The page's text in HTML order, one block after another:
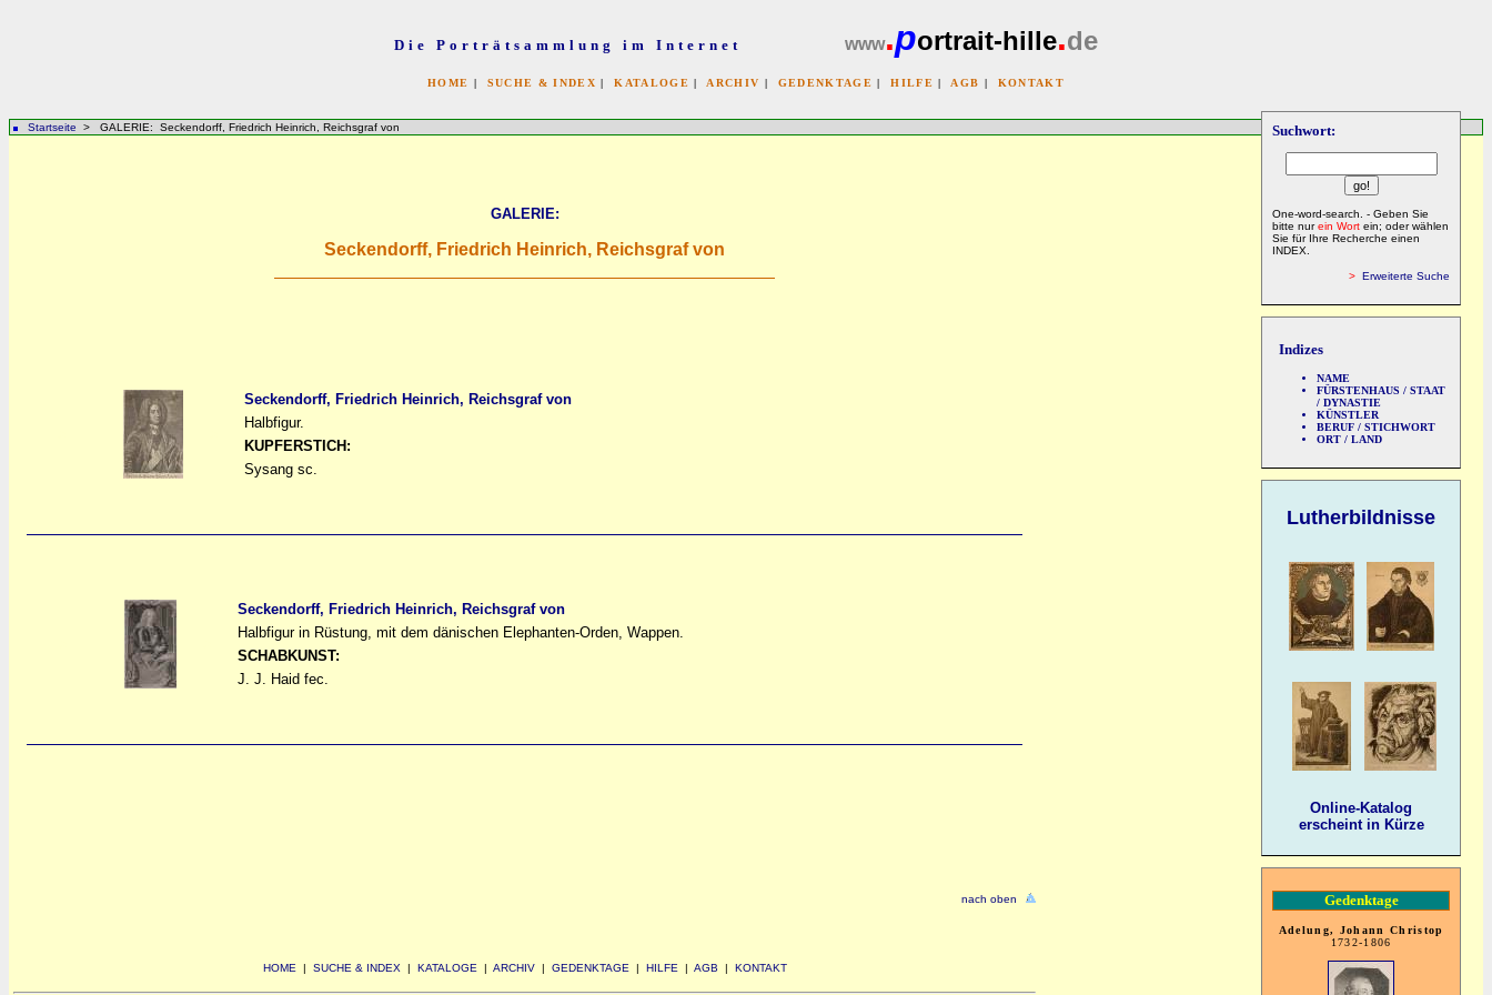
Die Porträtsammlung im Internet www.portrait-hille.de
HOME | SUCHE & INDEX |KATALOGE | ARCHIV | GEDENKTAGE |HILFE | AGB | KONTAKT
Suchwort:
One-word-search. - Geben Sie
bitte nurein Wort ein; oder wählen
Sie für Ihre Recherche einen
INDEX.
> Erweiterte Suche
Indizes
NAME
FÜRSTENHAUS / STAAT
/ DYNASTIE
KÜNSTLER
BERUF / STICHWORT
ORT / LAND
Lutherbildnisse
Online-Katalog
erscheint in Kürze
Gedenktage
Adelung, Johann Christop
1732-1806
Startseite > GALERIE: Seckendorff, Friedrich Heinrich, Reichsgraf von
GALERIE:
Seckendorff, Friedrich Heinrich, Reichsgraf von
Seckendorff, Friedrich Heinrich, Reichsgraf von
Halbfigur.
KUPFERSTICH:
Sysang sc.
Seckendorff, Friedrich Heinrich, Reichsgraf von
Halbfigur in Rüstung, mit dem dänischen Elephanten-Orden, Wappen.
SCHABKUNST:
J. J. Haid fec.
nach oben
HOME | SUCHE & INDEX | KATALOGE | ARCHIV| GEDENKTAGE | HILFE | AGB | KONTAKT